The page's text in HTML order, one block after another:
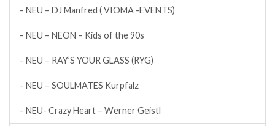
– NEU – DJ Manfred ( VIOMA -EVENTS)
– NEU – NEON – Kids of the 90s
– NEU – RAY’S YOUR GLASS (RYG)
– NEU – SOULMATES Kurpfalz
– NEU- Crazy Heart – Werner Geistl